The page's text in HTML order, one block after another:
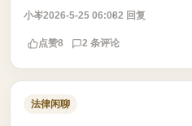
注册账号、申请贷款？很
圈：‘非本人办理，概不
小岑2026-5-25 06:082 回复
点赞8 2 条评论
法律闲聊